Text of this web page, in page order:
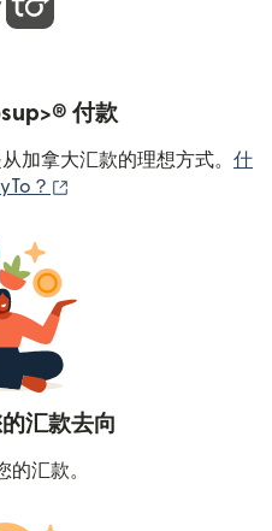
付款
加拿大汇款的理想方式。 什
？
汇款去向
的汇款。